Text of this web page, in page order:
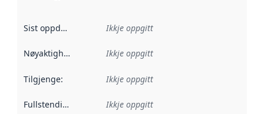
Sist oppdatert Ikkje oppgitt
Nøyaktigheit Ikkje oppgitt
Tilgjenge: Ikkje oppgitt
Fullstendigheit Ikkje oppgitt